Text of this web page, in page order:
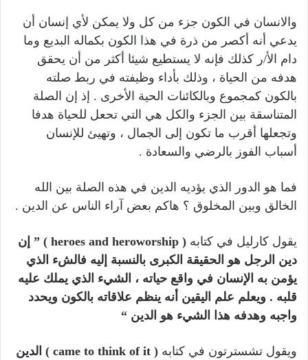
والانسان في الكون جزء من كل ولا يمكن لأي إنسان أن
يدعي أنه أكصر من ذرة في هذا الكون بكماله البديع وما
دام الأ/ر كذلك فإنه لا يستطيع شيئا أكثر من أن يحقق
هدفه من الحياة ، وذلك بأداء وظيفته في ربط صلته
بالكون كمجموع وبالكائنات الحية الأخرى . إذ إن الصلة
المتناسقة بين الجزء والكل هي التي تحعل للحياة هدفا
وتجعلها أقرب ما تكون إلى الجمال ، وتهيئ للإنسان
أسباب الفوز بالرضي والسعادة .
فما هو الدور الذي يؤديه الدين في هذه الصلة بين الله
الخالق وبين المخلوق ؟ هاكم بعض آراء الناس عن الدين .
يقول كارليل في كتابه ( heroes and heroworship )
” إن
دين الرجل هو الحقيقة الكبرى بالنسبة إليه فالشء الذي
يؤمن به الإنسان في واقع حياته ، الشيء الذي يملك عليه
قلبه . ويعلم علم اليقين أنه ينظم علاقاته بالكون ويحدد
واجبه وهدفه هذا الشيء هو الدين “
ويقول تشسترتون في كتابه
( came to think of it ) الدين